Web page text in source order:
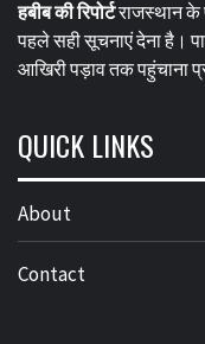
हबीब की रिपोर्टराजस्थान के
पहले सही सूचनाएं देना है।
आखिरी पड़ाव तक पहुंचाना
QUICK LINKS
About
Contact